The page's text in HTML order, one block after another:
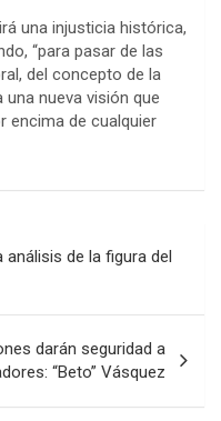
una injusticia histórica,
“para pasar de las
del concepto de la
nueva visión que
encima de cualquier
de la figura del
darán seguridad a
“Beto” Vásquez